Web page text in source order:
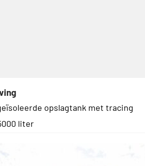
opslagtank met tracing
liter